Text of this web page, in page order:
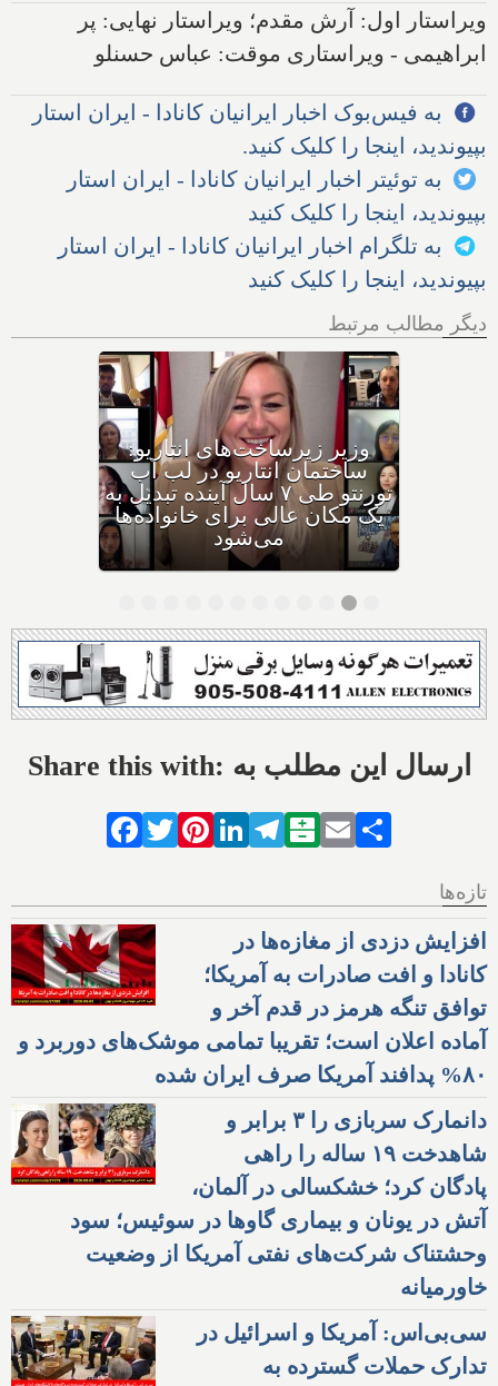
ویراستار اول: آرش مقدم؛ ویراستار نهایی: پر
ابراهیمی - ویراستاری موقت: عباس حسنلو
به فیس‌بوک اخبار ایرانیان کانادا - ایران استار
بپیوندید، اینجا را کلیک کنید.
به توئیتر اخبار ایرانیان کانادا - ایران استار
بپیوندید، اینجا را کلیک کنید
به تلگرام اخبار ایرانیان کانادا - ایران استار
بپیوندید، اینجا را کلیک کنید
دیگر مطالب مرتبط
وزیر دارایی انتاریو مستقیما
پاسخ داد: بزرگ‌ترین
سرمایه‌گذاری‌های امسال
انتاریو چیستند؟
Share this with: ارسال این مطلب به
Facebook
Twitter
Pinterest
LinkedIn
Telegram
Balatarin
EmailShare
تازه‌ها
افزایش دزدی از مغازه‌ها در
کانادا و افت صادرات به آمریکا؛
توافق تنگه هرمز در قدم آخر و
آماده اعلان است؛ تقریبا تمامی موشک‌های دوربرد و
۸۰% پدافند آمریکا صرف ایران شده
دانمارک سربازی را ۳ برابر و
شاهدخت ۱۹ ساله را راهی
پادگان کرد؛ خشکسالی در آلمان،
آتش در یونان و بیماری گاوها در سوئیس؛ سود
وحشتناک شرکت‌های نفتی آمریکا از وضعیت
خاورمیانه
سی‌بی‌اس: آمریکا و اسرائیل در
تدارک حملات گسترده به
نیروگاه‌ها و پالایشگاه‌های ایران
هستند؛ پرستار، آرمین عزیزی مهر، در تورنتو کانادا
متهم به آزار جنسی کارآموزش شد؛ اسرائیل راننده
آمبولانس و انگلیس شهروند انگلیسی-آذربایجانی